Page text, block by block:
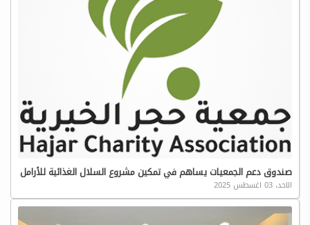
صندوق دعم الجمعيات يساهم في تمكين مشروع السلال الغذائية للأرامل
الاحد، 03 اغسطس 2025